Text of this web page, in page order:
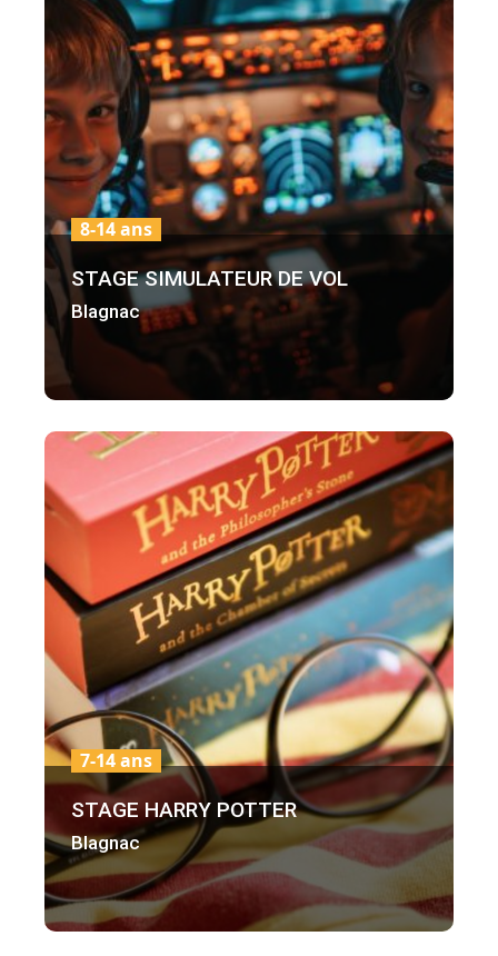
STAGE SIMULATEUR DE VOL
Blagnac
8-14 ans
STAGE HARRY POTTER
Blagnac
7-14 ans